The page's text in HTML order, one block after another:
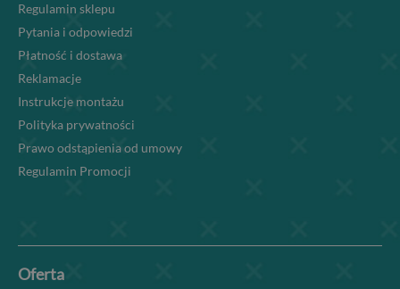
Regulamin sklepu
Pytania i odpowiedzi
Płatność i dostawa
Reklamacje
Instrukcje montażu
Polityka prywatności
Prawo odstąpienia od umowy
Regulamin Promocji
Oferta